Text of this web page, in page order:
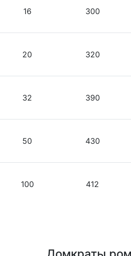
16 300
20 320
32 390
50 430
100 412